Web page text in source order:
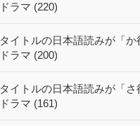
ドラマ (220)
タイトルの日本語読みが「か
ドラマ (200)
タイトルの日本語読みが「さ
ドラマ (161)